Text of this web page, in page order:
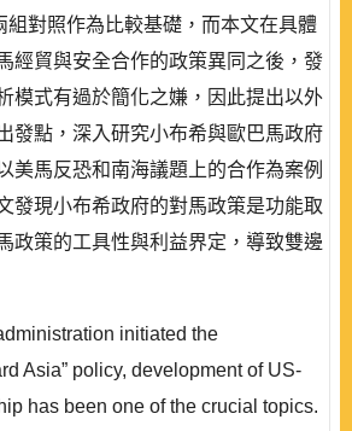
組對照作為比較基礎，而本文在具體
經貿與安全合作的政策異同之後，發
模式有過於簡化之嫌，因此提出以外
發點，深入研究小布希與歐巴馬政府
美馬反恐和南海議題上的合作為案例
發現小布希政府的對馬政策是功能取
政策的工具性與利益界定，導致雙邊
initiated the
Asia” policy, development of US-
has been one of the crucial topics.